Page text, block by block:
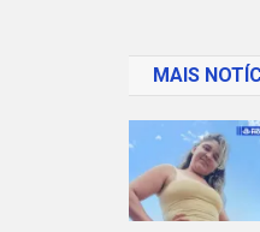
MAIS